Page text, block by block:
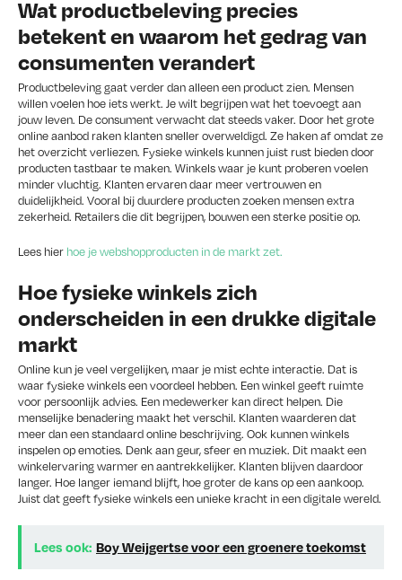
Wat productbeleving precies
betekent en waarom het gedrag van
consumenten verandert
Productbeleving gaat verder dan alleen een product zien. Mensen
willen voelen hoe iets werkt. Je wilt begrijpen wat het toevoegt aan
jouw leven. De consument verwacht dat steeds vaker. Door het grote
online aanbod raken klanten sneller overweldigd. Ze haken af omdat ze
het overzicht verliezen. Fysieke winkels kunnen juist rust bieden door
producten tastbaar te maken. Winkels waar je kunt proberen voelen
minder vluchtig. Klanten ervaren daar meer vertrouwen en
duidelijkheid. Vooral bij duurdere producten zoeken mensen extra
zekerheid. Retailers die dit begrijpen, bouwen een sterke positie op.
Lees hier hoe je webshopproducten in de markt zet.
Hoe fysieke winkels zich
onderscheiden in een drukke digitale
markt
Online kun je veel vergelijken, maar je mist echte interactie. Dat is
waar fysieke winkels een voordeel hebben. Een winkel geeft ruimte
voor persoonlijk advies. Een medewerker kan direct helpen. Die
menselijke benadering maakt het verschil. Klanten waarderen dat
meer dan een standaard online beschrijving. Ook kunnen winkels
inspelen op emoties. Denk aan geur, sfeer en muziek. Dit maakt een
winkelervaring warmer en aantrekkelijker. Klanten blijven daardoor
langer. Hoe langer iemand blijft, hoe groter de kans op een aankoop.
Juist dat geeft fysieke winkels een unieke kracht in een digitale wereld.
Lees ook: Boy Weijgertse voor een groenere toekomst